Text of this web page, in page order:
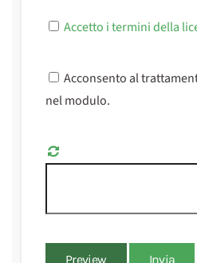
Accetto i termini della
Acconsento al
nel modulo.
Preview Invia